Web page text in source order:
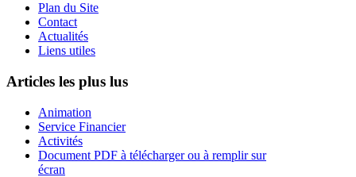
Plan du Site
Contact
Actualités
Liens utiles
Articles les plus lus
Animation
Service Financier
Activités
Document PDF à télécharger ou à remplir sur
écran